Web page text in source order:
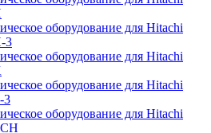
оборудование для Hitachi
3
оборудование для Hitachi
оборудование для Hitachi
3
оборудование для Hitachi